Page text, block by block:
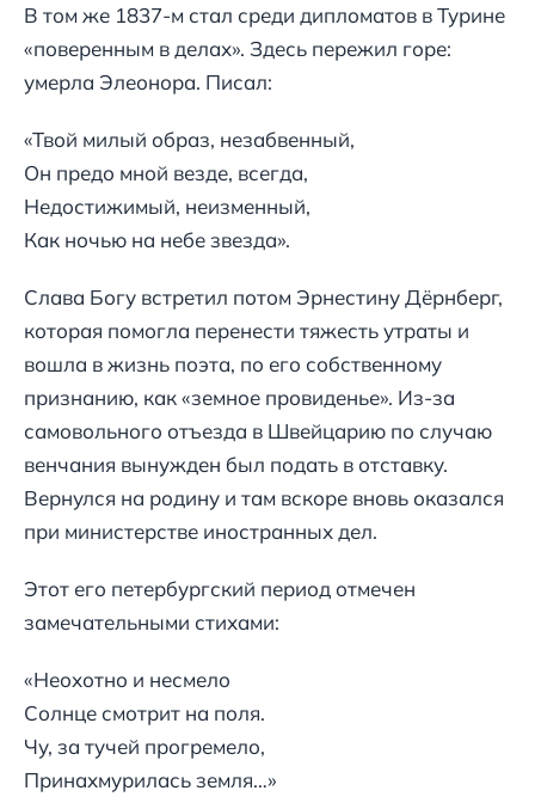
В том же 1837-м стал среди дипломатов в Турине
«поверенным в делах». Здесь пережил горе:
умерла Элеонора. Писал:
«Твой милый образ, незабвенный,
Он предо мной везде, всегда,
Недостижимый, неизменный,
Как ночью на небе звезда».
Слава Богу встретил потом Эрнестину Дёрнберг,
которая помогла перенести тяжесть утраты и
вошла в жизнь поэта, по его собственному
признанию, как «земное провиденье». Из-за
самовольного отъезда в Швейцарию по случаю
венчания вынужден был подать в отставку.
Вернулся на родину и там вскоре вновь оказался
при министерстве иностранных дел.
Этот его петербургский период отмечен
замечательными стихами:
«Неохотно и несмело
Солнце смотрит на поля.
Чу, за тучей прогремело,
Принахмурилась земля…»